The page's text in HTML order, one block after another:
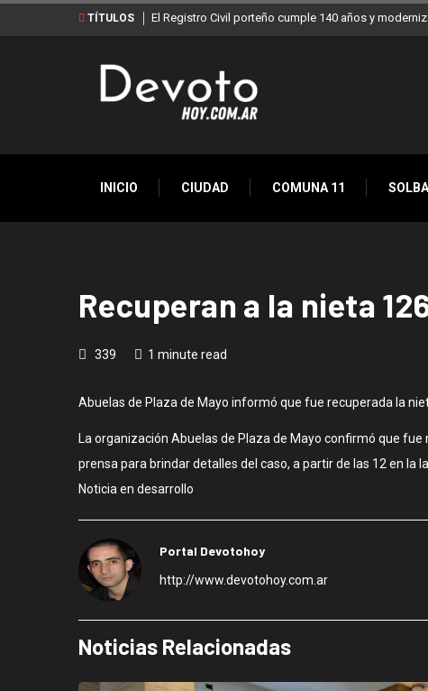
TÍTULOS El Registro Civil porteño cumple 140 años y
INICIO CIUDAD COMUNA 11
Recuperan a la nieta
339 1 minute read
Abuelas de Plaza de Mayo informó que fue recuperada la
La organización Abuelas de Plaza de Mayo confirmó que
prensa para brindar detalles del caso, a partir de las 12 en la
Noticia en desarrollo
Portal Devotohoy
http://www.devotohoy.com.ar
Noticias Relacionadas